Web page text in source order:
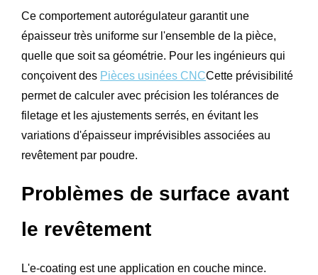
Ce comportement autorégulateur garantit une
épaisseur très uniforme sur l'ensemble de la pièce,
quelle que soit sa géométrie. Pour les ingénieurs qui
conçoivent des Pièces usinées CNCCette prévisibilité
permet de calculer avec précision les tolérances de
filetage et les ajustements serrés, en évitant les
variations d'épaisseur imprévisibles associées au
revêtement par poudre.
Problèmes de surface avant
le revêtement
L'e-coating est une application en couche mince.